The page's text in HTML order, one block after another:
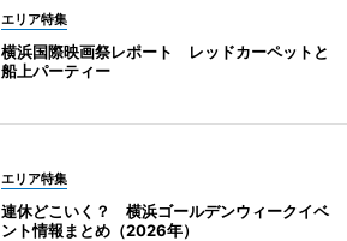
エリア特集
横浜国際映画祭レポート レッドカーペットと
船上パーティー
エリア特集
連休どこいく？ 横浜ゴールデンウィークイベ
ント情報まとめ（2026年）